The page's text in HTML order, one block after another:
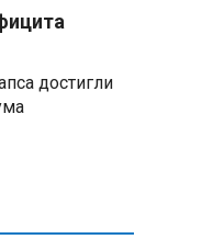
достигли